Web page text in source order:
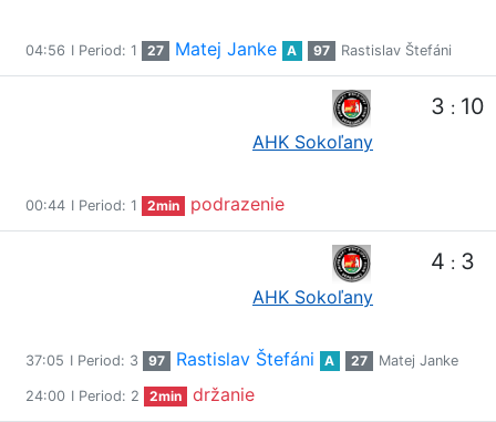
04:56 I Period: 1 27 Matej Janke A 97 Rastislav Štefáni
AHK Sokoľany
3 : 10
00:44 I Period: 1 2min podrazenie
AHK Sokoľany
4 : 3
37:05 I Period: 3 97 Rastislav Štefáni A 27 Matej Janke
24:00 I Period: 2 2min držanie